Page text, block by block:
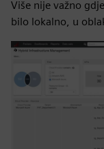
Više nije važno
bilo lokalno, u